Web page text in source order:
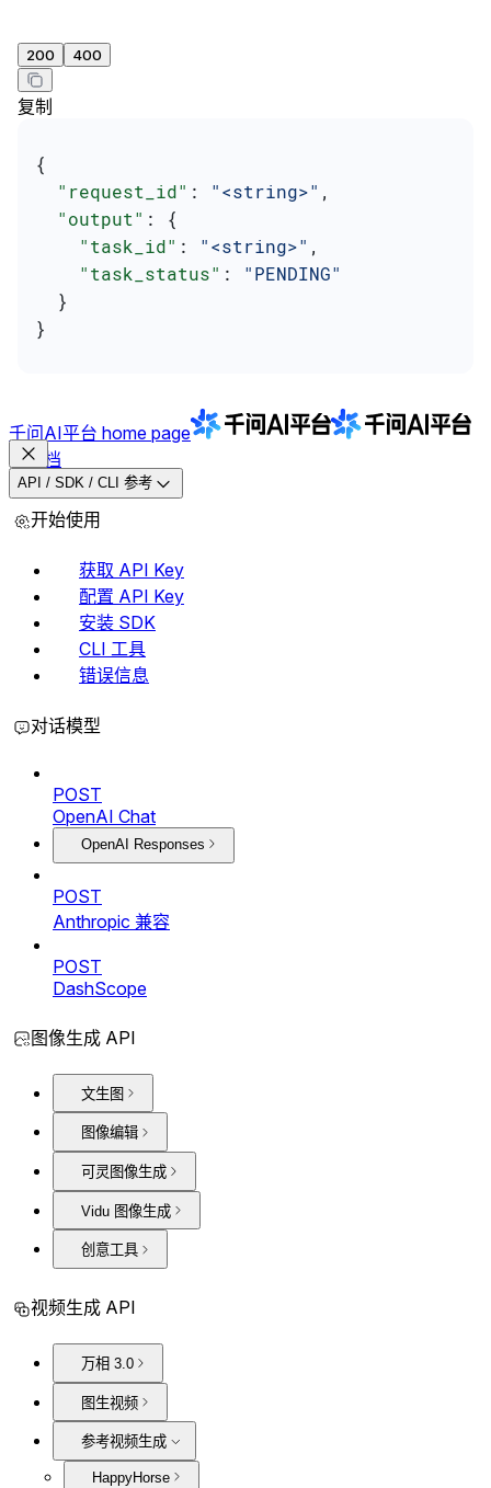
200 400
复制
{
  "request_id"
: "<string>" ,
  "output"
: {
    "task_id"
: "<string>" ,
    "task_status"
: "PENDING"
  }
}
千问AI平台 home page
文档
API / SDK / CLI 参考
开始使用
获取 API Key
配置 API Key
安装 SDK
CLI 工具
错误信息
对话模型
POST
OpenAI Chat
OpenAI Responses
POST
Anthropic 兼容
POST
DashScope
图像生成 API
文生图
图像编辑
可灵图像生成
Vidu 图像生成
创意工具
视频生成 API
万相 3.0
图生视频
参考视频生成
HappyHorse